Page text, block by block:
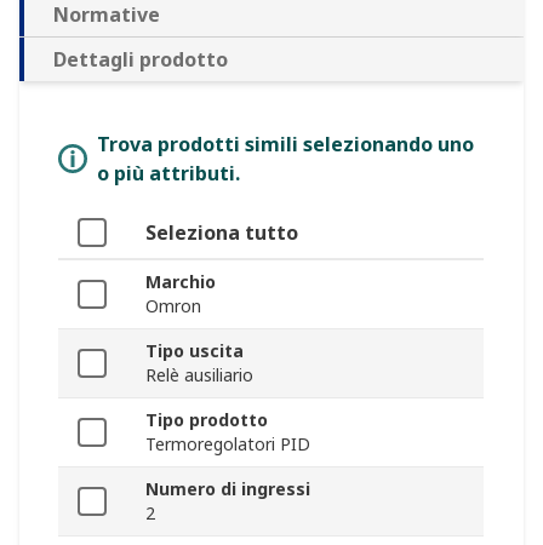
Normative
Dettagli prodotto
Trova prodotti simili selezionando uno
o più attributi.
Seleziona tutto
Marchio
Omron
Tipo uscita
Relè ausiliario
Tipo prodotto
Termoregolatori PID
Numero di ingressi
2